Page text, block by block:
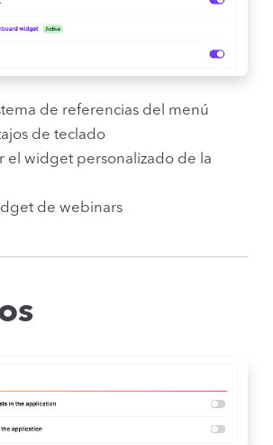
de referencias del menú
de teclado
el widget personalizado de la
de webinars